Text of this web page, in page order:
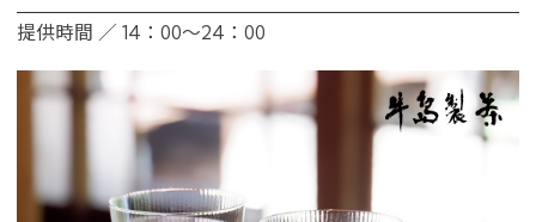
You can see the FAQ as follows.
FAQs
提供時間 ／ 14：00～24：00